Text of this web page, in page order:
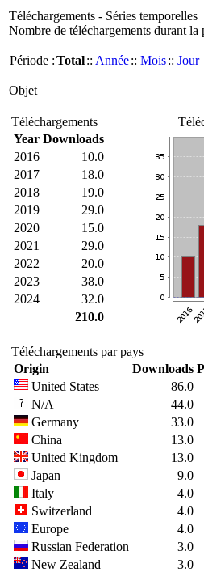
Téléchargements - Séries temporelles
Nombre de téléchargements durant la
Période :Total:: Année:: Mois:: Jour
Objet
Téléchargements
Year Downloads
2016
10.0
2017
18.0
2018
19.0
2019
29.0
2020
15.0
2021
29.0
2022
20.0
2023
38.0
2024
32.0
210.0
Téléchargements par pays
Origin
Downloads
United States
86.0
N/A
44.0
Germany
33.0
China
13.0
United Kingdom
13.0
Japan
9.0
Italy
4.0
Switzerland
4.0
Europe
4.0
Russian Federation
3.0
New Zealand
3.0